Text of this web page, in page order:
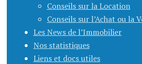
Conseils sur la Location
Conseils sur l’Achat ou la
Les News de l’Immobilier
Nos statistiques
Liens et docs utiles